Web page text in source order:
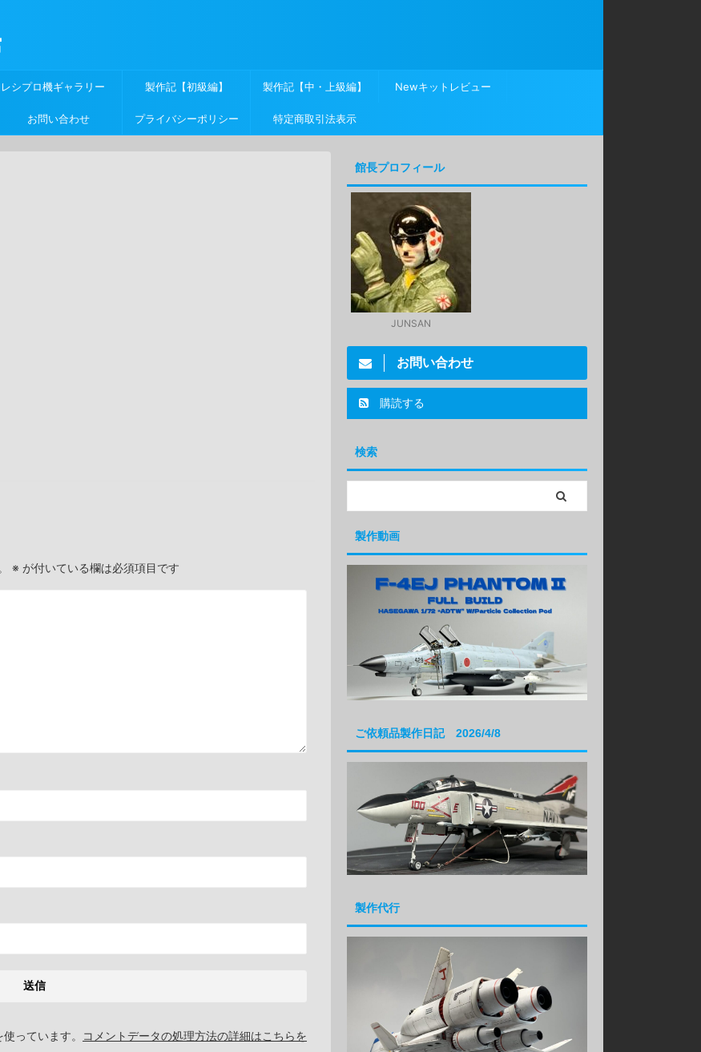
レシプロ機ギャラリー 製作記【初級編】 製作記【中・上級編】 Newキットレビュー
お問い合わせ プライバシーポリシー 特定商取引法表示
※ が付いている欄は必須項目です
っています。
コメントデータの処理方法の詳細はこちらを
館長プロフィール
JUNSAN
お問い合わせ
購読する
検索
製作動画
ご依頼品製作日記 2026/4/8
製作代行